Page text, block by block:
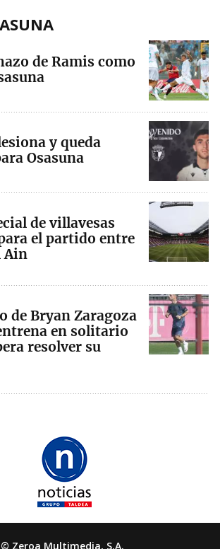
de Ramis como
y queda
Osasuna
de villavesas
el partido entre
Ain
de Bryan Zaragoza
en solitario
resolver su
© Zeroa Multimedia, S.A.